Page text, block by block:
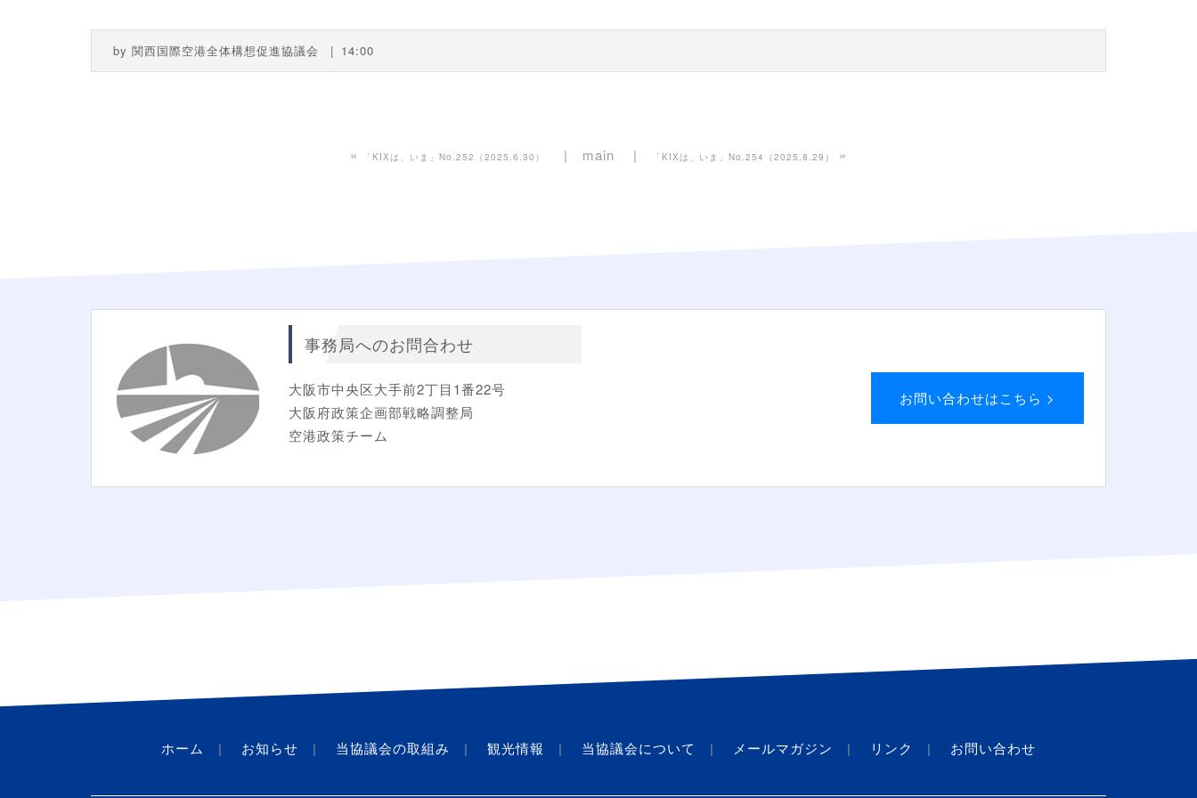
by 関西国際空港全体構想促進協議会 14:00
« 「KIXは、いま」No.252（2025.6.30） main 「KIXは、いま」No.254（2025.8.29） »
事務局へのお問合わせ
大阪市中央区大手前2丁目1番22号
大阪府政策企画部戦略調整局
空港政策チーム
お問い合わせはこちら >
ホーム お知らせ 当協議会の取組み 観光情報 当協議会について メールマガジン リンク お問い合わせ